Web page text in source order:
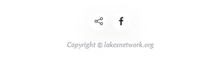
Copyright © lakesnetwork.org